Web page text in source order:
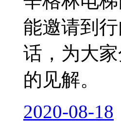
能邀请到
话，为大
的见解。
2020-08-18